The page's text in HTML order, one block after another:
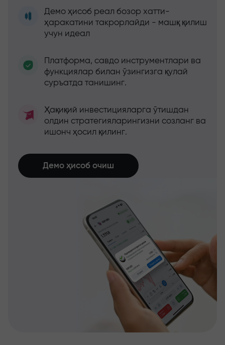
Демо ҳисоб реал бозор хатти-
ҳаракатини такрорлайди - машқ қилиш
учун идеал
Платформа, савдо инструментлари ва
функциялар билан ўзингизга қулай
суръатда танишинг.
Ҳақиқий инвестицияларга ўтишдан
олдин стратегияларингизни созланг ва
ишонч ҳосил қилинг.
Демо ҳисоб очиш